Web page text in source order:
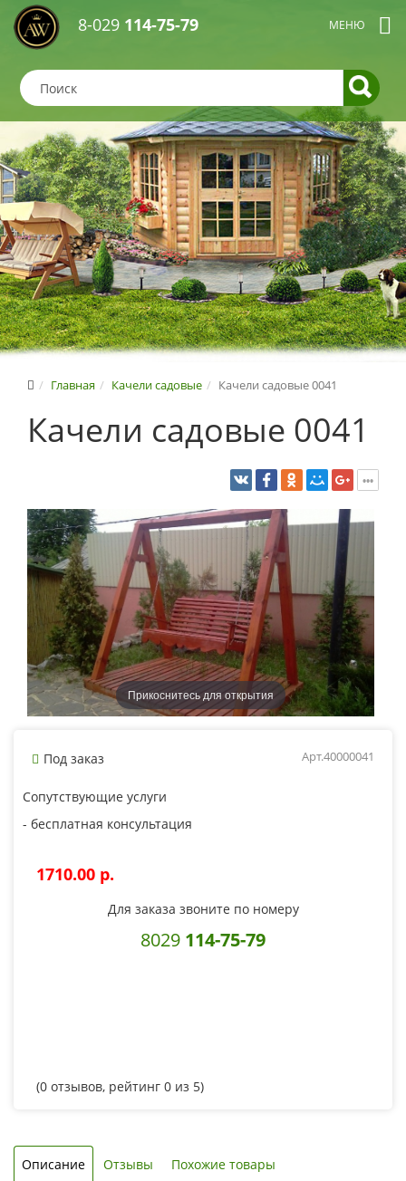
8-029 114-75-79
Главная Качели садовые Качели садовые 0041
Качели садовые 0041
Прикоснитесь для открытия
Под заказ Арт.40000041
Сопутствующие услуги
- бесплатная консультация
1710.00 p.
Для заказа звоните по номеру
8029 114-75-79
(0 отзывов, рейтинг 0 из 5)
Описание Отзывы Похожие товары